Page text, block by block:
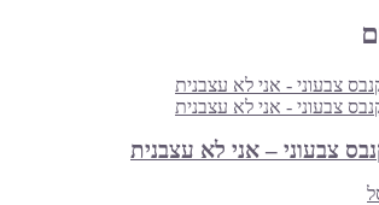
צבעוני – אני לא עצבנית